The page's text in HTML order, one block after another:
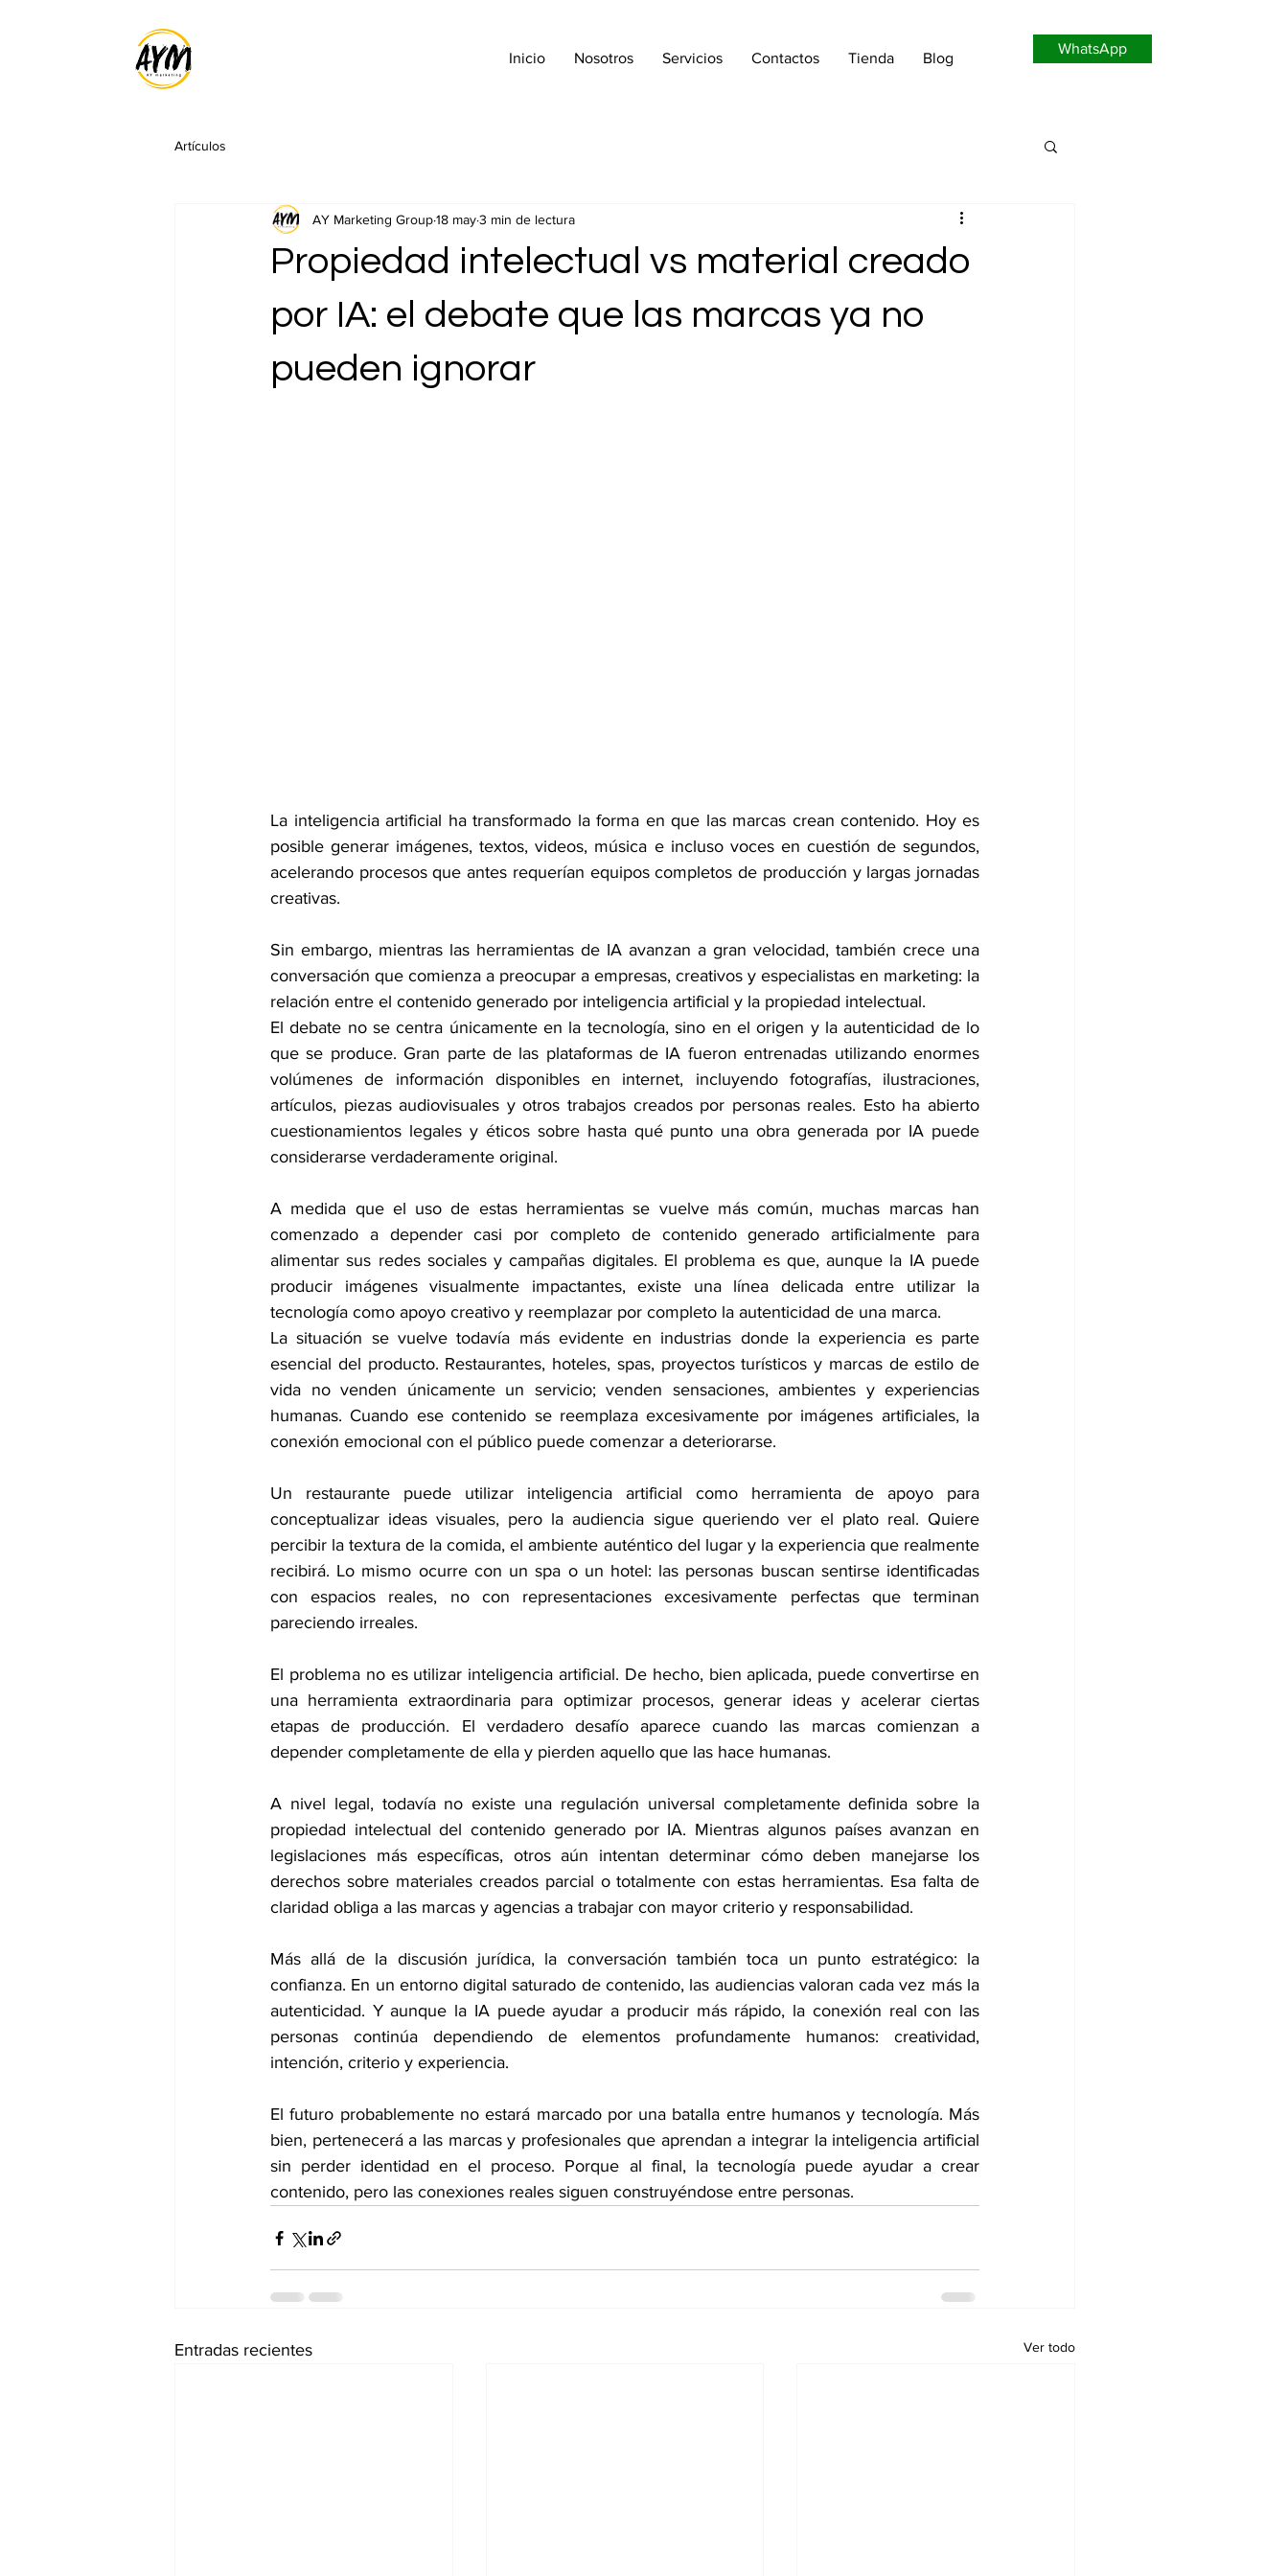
Inicio Nosotros Servicios Contactos Tienda Blog
WhatsApp
Artículos
Propiedad intelectual vs material creado
por IA: el debate que las marcas ya no
pueden ignorar
AY Marketing Group18 may3 min de lectura
La inteligencia artificial ha transformado la forma en que las marcas crean contenido. Hoy es
posible generar imágenes, textos, videos, música e incluso voces en cuestión de segundos,
acelerando procesos que antes requerían equipos completos de producción y largas jornadas
creativas.
Sin embargo, mientras las herramientas de IA avanzan a gran velocidad, también crece una
conversación que comienza a preocupar a empresas, creativos y especialistas en marketing: la
relación entre el contenido generado por inteligencia artificial y la propiedad intelectual.
El debate no se centra únicamente en la tecnología, sino en el origen y la autenticidad de lo
que se produce. Gran parte de las plataformas de IA fueron entrenadas utilizando enormes
volúmenes de información disponibles en internet, incluyendo fotografías, ilustraciones,
artículos, piezas audiovisuales y otros trabajos creados por personas reales. Esto ha abierto
cuestionamientos legales y éticos sobre hasta qué punto una obra generada por IA puede
considerarse verdaderamente original.
A medida que el uso de estas herramientas se vuelve más común, muchas marcas han
comenzado a depender casi por completo de contenido generado artificialmente para
alimentar sus redes sociales y campañas digitales. El problema es que, aunque la IA puede
producir imágenes visualmente impactantes, existe una línea delicada entre utilizar la
tecnología como apoyo creativo y reemplazar por completo la autenticidad de una marca.
La situación se vuelve todavía más evidente en industrias donde la experiencia es parte
esencial del producto. Restaurantes, hoteles, spas, proyectos turísticos y marcas de estilo de
vida no venden únicamente un servicio; venden sensaciones, ambientes y experiencias
humanas. Cuando ese contenido se reemplaza excesivamente por imágenes artificiales, la
conexión emocional con el público puede comenzar a deteriorarse.
Un restaurante puede utilizar inteligencia artificial como herramienta de apoyo para
conceptualizar ideas visuales, pero la audiencia sigue queriendo ver el plato real. Quiere
percibir la textura de la comida, el ambiente auténtico del lugar y la experiencia que realmente
recibirá. Lo mismo ocurre con un spa o un hotel: las personas buscan sentirse identificadas
con espacios reales, no con representaciones excesivamente perfectas que terminan
pareciendo irreales.
El problema no es utilizar inteligencia artificial. De hecho, bien aplicada, puede convertirse en
una herramienta extraordinaria para optimizar procesos, generar ideas y acelerar ciertas
etapas de producción. El verdadero desafío aparece cuando las marcas comienzan a
depender completamente de ella y pierden aquello que las hace humanas.
A nivel legal, todavía no existe una regulación universal completamente definida sobre la
propiedad intelectual del contenido generado por IA. Mientras algunos países avanzan en
legislaciones más específicas, otros aún intentan determinar cómo deben manejarse los
derechos sobre materiales creados parcial o totalmente con estas herramientas. Esa falta de
claridad obliga a las marcas y agencias a trabajar con mayor criterio y responsabilidad.
Más allá de la discusión jurídica, la conversación también toca un punto estratégico: la
confianza. En un entorno digital saturado de contenido, las audiencias valoran cada vez más la
autenticidad. Y aunque la IA puede ayudar a producir más rápido, la conexión real con las
personas continúa dependiendo de elementos profundamente humanos: creatividad,
intención, criterio y experiencia.
El futuro probablemente no estará marcado por una batalla entre humanos y tecnología. Más
bien, pertenecerá a las marcas y profesionales que aprendan a integrar la inteligencia artificial
sin perder identidad en el proceso. Porque al final, la tecnología puede ayudar a crear
contenido, pero las conexiones reales siguen construyéndose entre personas.
Entradas recientes Ver todo